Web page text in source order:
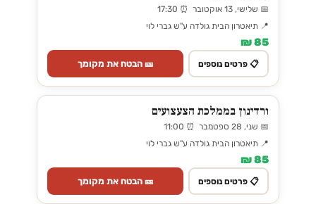
📅 שלישי, 13 אוקטובר ⏰ 17:30
📍 תיאטרון הבית גולדה ע"ש גברי לוי
85 ₪
📋 פרטים נוספים 🎫 הבטח את מקומך
ורדינון בממלכת הצעצועים
📅 שני, 28 ספטמבר ⏰ 11:00
📍 תיאטרון הבית גולדה ע"ש גברי לוי
85 ₪
📋 פרטים נוספים 🎫 הבטח את מקומך